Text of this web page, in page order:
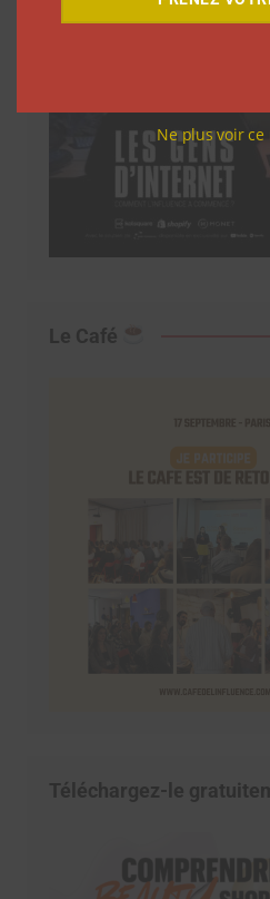
Le Café
Téléchargez-le
Ne plus voir ce